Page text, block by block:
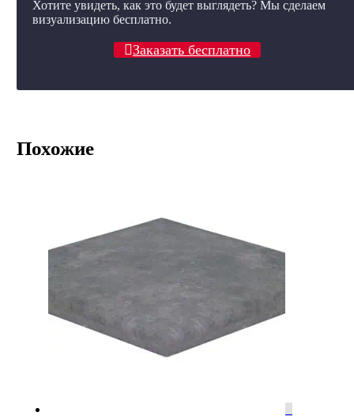
Хотите увидеть, как это будет выглядеть? Мы сделаем
визуализацию бесплатно.
Заказать бесплатно
Похожие